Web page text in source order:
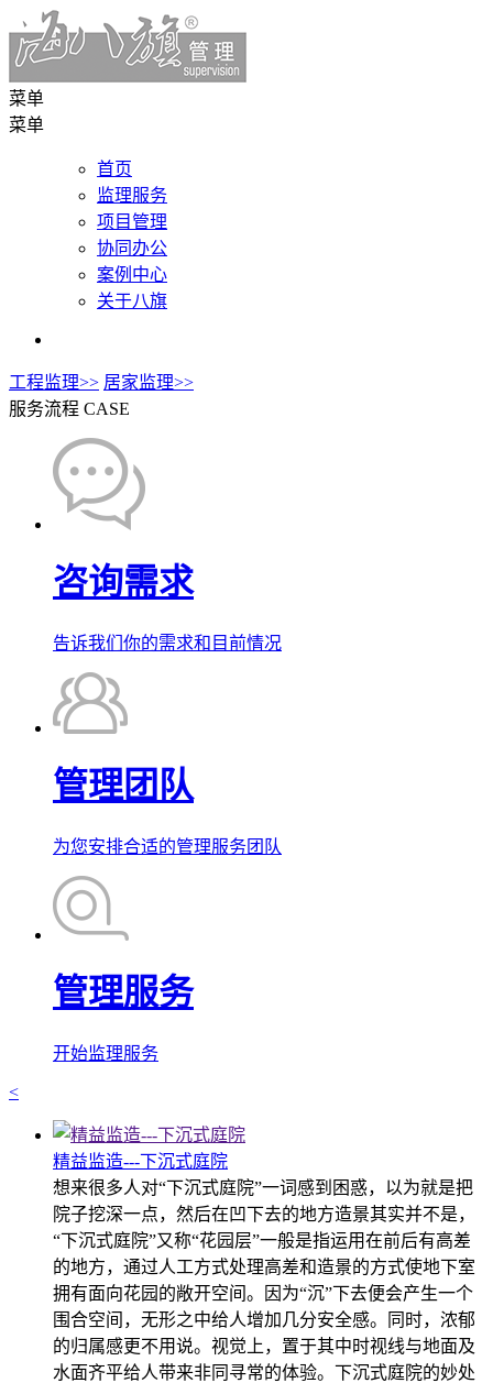
菜单
菜单
首页
监理服务
项目管理
协同办公
案例中心
关于八旗
工程监理>> 居家监理>>
服务流程 CASE
咨询需求
告诉我们你的需求和目前情况
管理团队
为您安排合适的管理服务团队
管理服务
开始监理服务
<
精益监造---下沉式庭院
想来很多人对“下沉式庭院”一词感到困惑，以为就是把
院子挖深一点，然后在凹下去的地方造景其实并不是，
“下沉式庭院”又称“花园层”一般是指运用在前后有高差
的地方，通过人工方式处理高差和造景的方式使地下室
拥有面向花园的敞开空间。因为“沉”下去便会产生一个
围合空间，无形之中给人增加几分安全感。同时，浓郁
的归属感更不用说。视觉上，置于其中时视线与地面及
水面齐平给人带来非同寻常的体验。下沉式庭院的妙处